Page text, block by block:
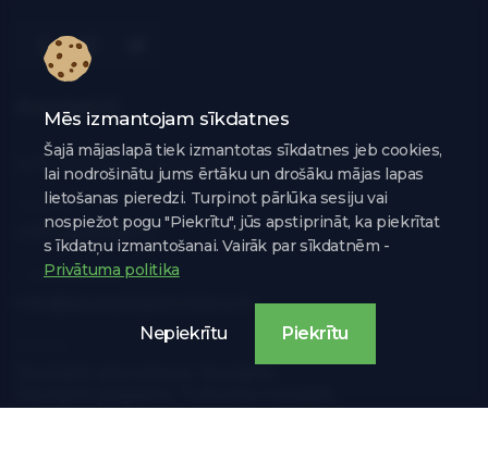
Mēs izmantojam sīkdatnes
Šajā mājaslapā tiek izmantotas sīkdatnes jeb cookies,
lai nodrošinātu jums ērtāku un drošāku mājas lapas
lietošanas pieredzi. Turpinot pārlūka sesiju vai
nospiežot pogu "Piekrītu", jūs apstiprināt, ka piekrītat
s īkdatņu izmantošanai. Vairāk par sīkdatnēm -
Privātuma politika
Nepiekrītu Piekrītu
Kontakti
A/S „Jaunpils Pienotava”
Tālrunis:
+371 26646872
E-pasta adrese: